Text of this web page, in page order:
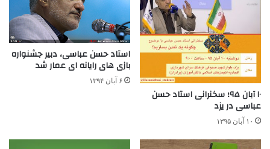
۱۰ آبان ۹۵؛ سخنرانی استاد حسن
عباسی در یزد
۱۰ آبان ۱۳۹۵
استاد حسن عباسی، دبیر جشنواره
بازی های رایانه ای عمار شد
۶ آبان ۱۳۹۴